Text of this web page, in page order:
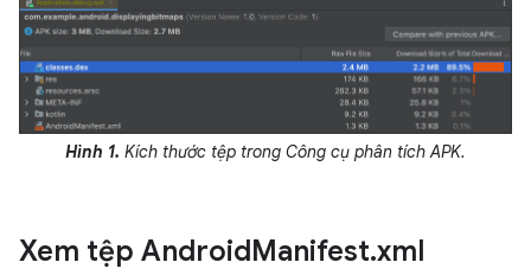
Hình 1. Kích thước tệp trong Công cụ phân tích APK.
Xem tệp AndroidManifest.xml